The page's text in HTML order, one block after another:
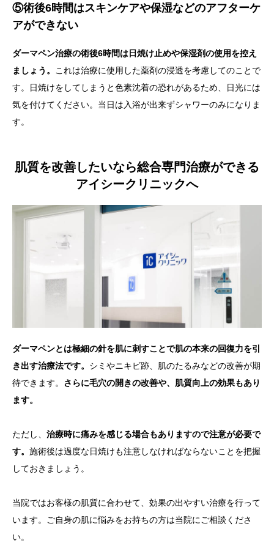
⑤術後6時間はスキンケアや保湿などのアフターケ
アができない
ダーマペン治療の術後6時間は日焼け止めや保湿剤の使用を控え
ましょう。
これは治療に使用した薬剤の浸透を考慮してのことで
す。日焼けをしてしまうと色素沈着の恐れがあるため、日光には
気を付けてください。当日は入浴が出来ずシャワーのみになりま
す。
肌質を改善したいなら総合専門治療ができる
アイシークリニックへ
ダーマペンとは極細の針を肌に刺すことで肌の本来の回復力を引
き出す治療法です。 シミやニキビ跡、肌のたるみなどの改善が期
待できます。 さらに毛穴の開きの改善や、肌質向上の効果もあり
ます。
ただし、 治療時に痛みを感じる場合もありますので注意が必要で
す。 施術後は過度な日焼けも注意しなければならないことを把握
しておきましょう。
当院ではお客様の肌質に合わせて、効果の出やすい治療を行って
います。ご自身の肌に悩みをお持ちの方は当院にご相談くださ
い。